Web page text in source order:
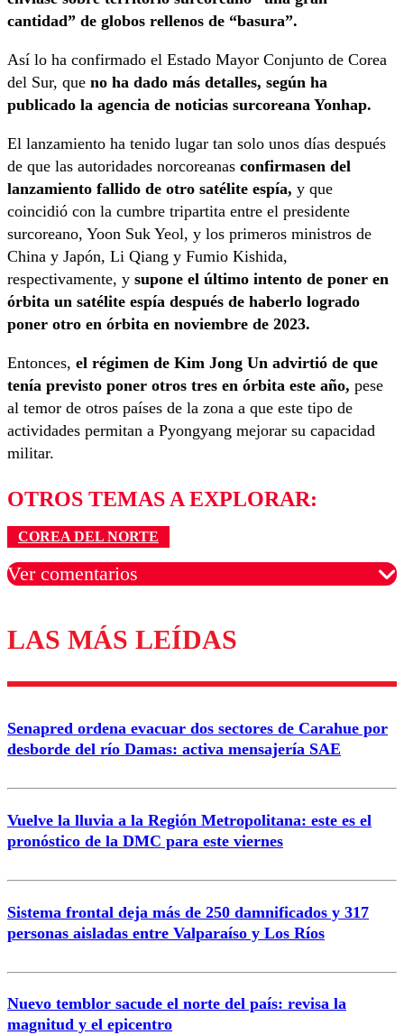
cantidad” de globos rellenos de “basura”.
Así lo ha confirmado el Estado Mayor Conjunto de Corea
del Sur, que no ha dado más detalles, según ha
publicado la agencia de noticias surcoreana Yonhap.
El lanzamiento ha tenido lugar tan solo unos días después
de que las autoridades norcoreanas confirmasen del
lanzamiento fallido de otro satélite espía, y que
coincidió con la cumbre tripartita entre el presidente
surcoreano, Yoon Suk Yeol, y los primeros ministros de
China y Japón, Li Qiang y Fumio Kishida,
respectivamente, y supone el último intento de poner en
órbita un satélite espía después de haberlo logrado
poner otro en órbita en noviembre de 2023.
Entonces, el régimen de Kim Jong Un advirtió de que
tenía previsto poner otros tres en órbita este año, pese
al temor de otros países de la zona a que este tipo de
actividades permitan a Pyongyang mejorar su capacidad
militar.
OTROS TEMAS A EXPLORAR:
COREA DEL NORTE
Ver comentarios
Los comentarios son moderados para garantizar un
diálogo respetuoso.
Correo
Enviar comentario
LAS MÁS LEÍDAS
Senapred ordena evacuar dos sectores de Carahue por
desborde del río Damas: activa mensajería SAE
Vuelve la lluvia a la Región Metropolitana: este es el
pronóstico de la DMC para este viernes
Sistema frontal deja más de 250 damnificados y 317
personas aisladas entre Valparaíso y Los Ríos
Nuevo temblor sacude el norte del país: revisa la
magnitud y el epicentro